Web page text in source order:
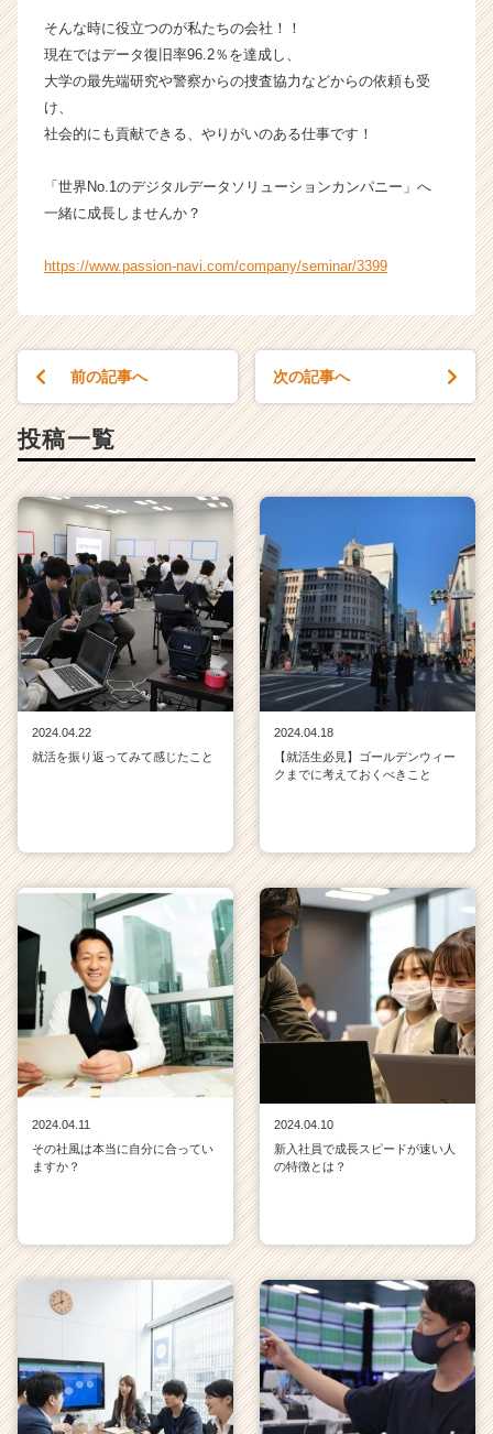
企
業
か
ら
カ
ト
が
就
イ
ャ
h
e
e
r
C
a
r
e
r）
そんな時に役立つのが私たちの会社！！
現在ではデータ復旧率96.2％を達成し、
大学の最先端研究や警察からの捜査協力などからの依頼も受
け、
社会的にも貢献できる、やりがいのある仕事です！
「世界No.1のデジタルデータソリューションカンパニー」へ
一緒に成長しませんか？
https://www.passion-navi.com/company/seminar/3399
前の記事へ 次の記事へ
投稿一覧
2024.04.22
就活を振り返ってみて感じたこと
2024.04.18
【就活生必見】ゴールデンウィー
クまでに考えておくべきこと
2024.04.11
その社風は本当に自分に合ってい
ますか？
2024.04.10
新入社員で成長スピードが速い人
の特徴とは？